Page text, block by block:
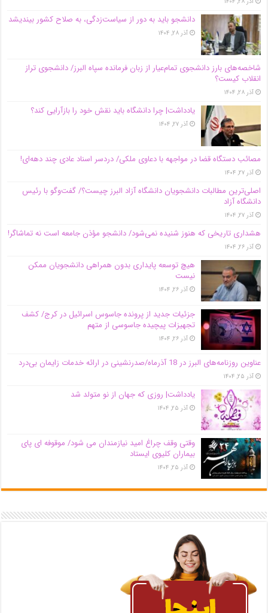
دانشجو باید به دور از سیاست‌زدگی، به صلاح کشور بیندیشد
آذر ۲۸, ۱۴۰۴
شاخصه‌های بارز دانشجوی تمام‌عیار از زبان فرمانده سپاه البرز/ دانشجوی تراز
انقلاب کیست؟
آذر ۲۸, ۱۴۰۴
یادداشت| چرا دانشگاه باید نقش خود را بازآرایی کند؟
آذر ۲۷, ۱۴۰۴
مصائب دستگاه قضا در مواجهه با دعاوی ملکی/ دردسر اسناد عادی چند‌ دهه‌ای!
آذر ۲۷, ۱۴۰۴
اصلی‌ترین مطالبات دانشجویان دانشگاه آزاد البرز چیست؟/ گفت‌وگو با رئیس
دانشگاه آز‌اد
آذر ۲۷, ۱۴۰۴
هشداری تاریخی که هنوز شنیده نمی‌شود/ دانشجو مؤذن جامعه است نه تماشاگر!
آذر ۲۶, ۱۴۰۴
هیچ توسعه پایداری بدون همراهی دانشجویان ممکن
نیست
آذر ۲۶, ۱۴۰۴
جزئیات جدید از پرونده جاسوس اسرائیل در کرج/‌ کشف
تجهیزات پیچیده جاسوسی از متهم
آذر ۲۶, ۱۴۰۴
عناوین روزنامه‌های البرز در ‌18 آذرماه/صدرنشینی در ارائه خدمات زایمان بی‌درد
آذر ۲۵, ۱۴۰۴
یادداشت| روزی که جهان از نو متولد شد
آذر ۲۵, ۱۴۰۴
وقتی وقف چراغ امید نیازمندان می شود/ موقوفه ای پای
بیماران کلیوی ایستاد
آذر ۲۵, ۱۴۰۴